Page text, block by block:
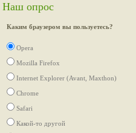
Наш опрос
Каким браузером вы пользуетесь?
Opera
Mozilla Firefox
Internet Explorer (Avant, Maxthon)
Chrome
Safari
Какой-то другой